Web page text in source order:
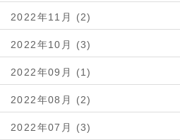
2022年11月 (2)
2022年10月 (3)
2022年09月 (1)
2022年08月 (2)
2022年07月 (3)